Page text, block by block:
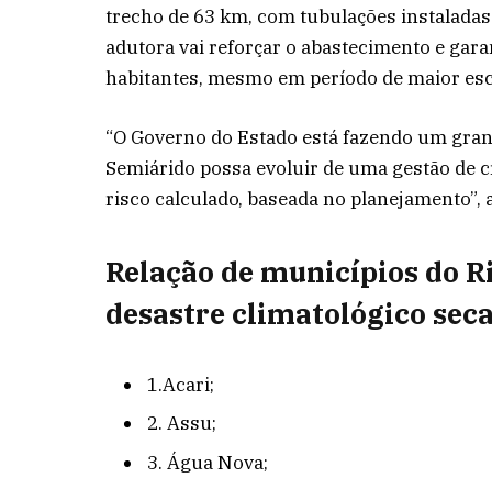
trecho de 63 km, com tubulações
adutora vai reforçar o abastecimento e
habitantes, mesmo em período de maior
“O Governo do Estado está fazendo um
Semiárido possa evoluir de uma gestão de
risco calculado, baseada no planejamento”,
Relação de municípios do
desastre climatológico
1.Acari;
2. Assu;
3. Água Nova;